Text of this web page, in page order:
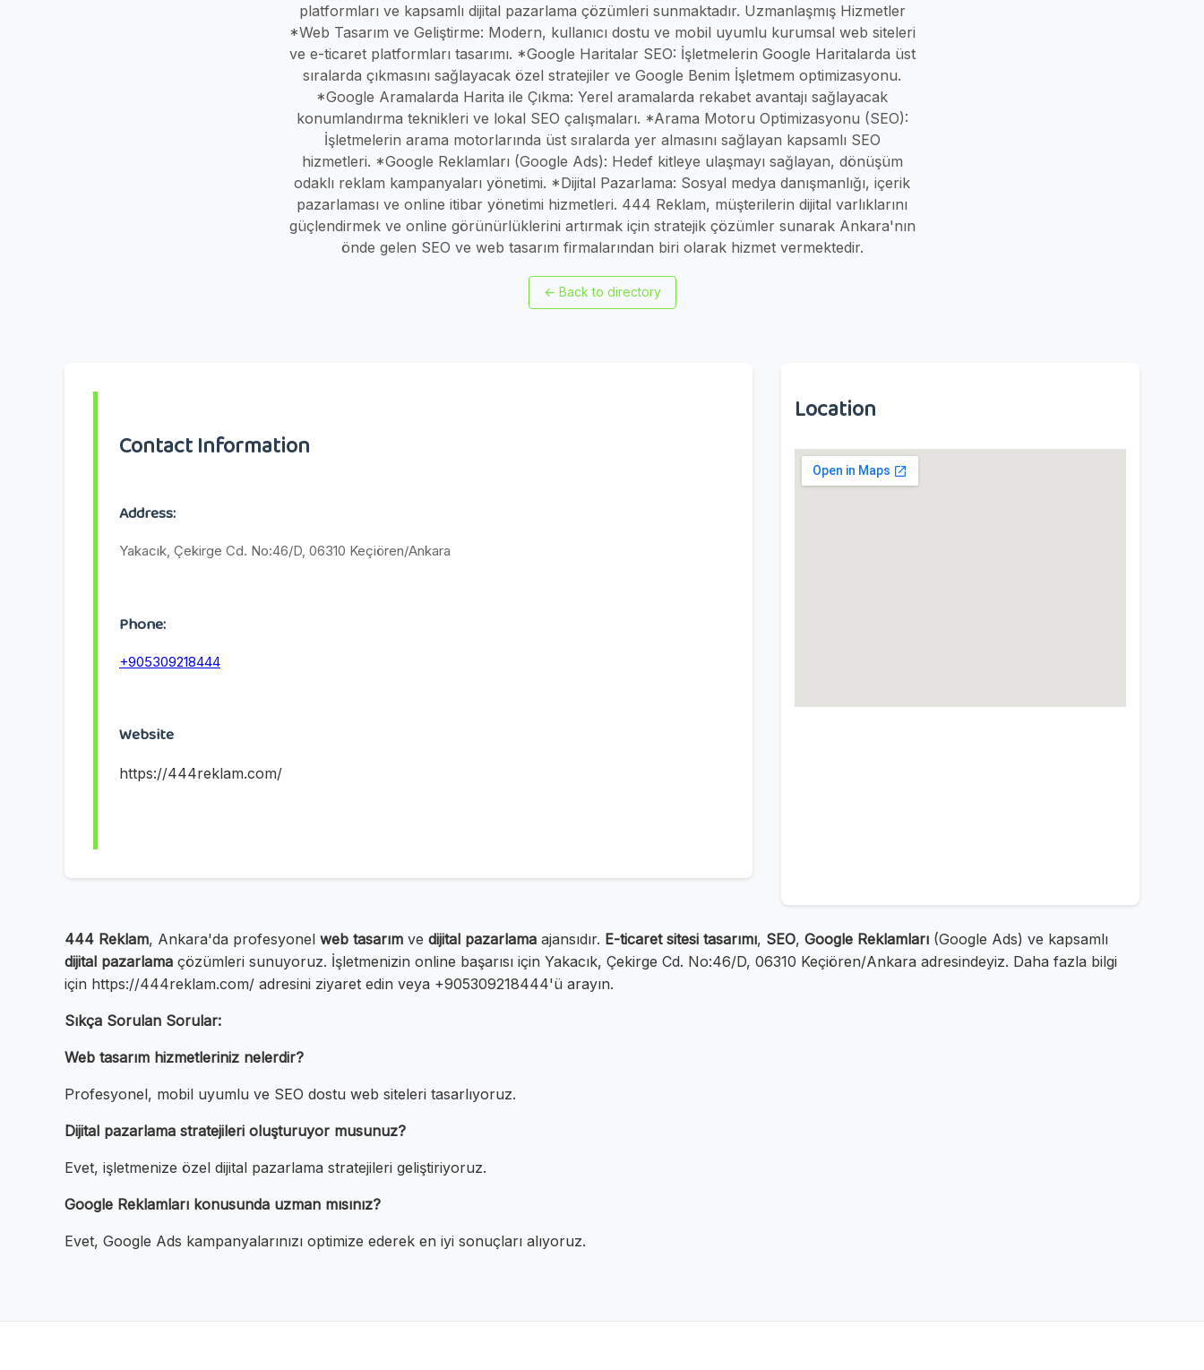
platformları ve kapsamlı dijital pazarlama çözümleri sunmaktadır. Uzmanlaşmış Hizmetler
*Web Tasarım ve Geliştirme: Modern, kullanıcı dostu ve mobil uyumlu kurumsal web siteleri
ve e-ticaret platformları tasarımı. *Google Haritalar SEO: İşletmelerin Google Haritalarda üst
sıralarda çıkmasını sağlayacak özel stratejiler ve Google Benim İşletmem optimizasyonu.
*Google Aramalarda Harita ile Çıkma: Yerel aramalarda rekabet avantajı sağlayacak
konumlandırma teknikleri ve lokal SEO çalışmaları. *Arama Motoru Optimizasyonu (SEO):
İşletmelerin arama motorlarında üst sıralarda yer almasını sağlayan kapsamlı SEO
hizmetleri. *Google Reklamları (Google Ads): Hedef kitleye ulaşmayı sağlayan, dönüşüm
odaklı reklam kampanyaları yönetimi. *Dijital Pazarlama: Sosyal medya danışmanlığı, içerik
pazarlaması ve online itibar yönetimi hizmetleri. 444 Reklam, müşterilerin dijital varlıklarını
güçlendirmek ve online görünürlüklerini artırmak için stratejik çözümler sunarak Ankara'nın
önde gelen SEO ve web tasarım firmalarından biri olarak hizmet vermektedir.
← Back to directory
Contact Information
Address:
Yakacık, Çekirge Cd. No:46/D, 06310 Keçiören/Ankara
Phone:
+905309218444
Website
https://444reklam.com/
Location
444 Reklam, Ankara'da profesyonel web tasarım ve dijital pazarlama ajansıdır. E-ticaret sitesi tasarımı, SEO, Google Reklamları (Google Ads) ve kapsamlı
dijital pazarlama çözümleri sunuyoruz. İşletmenizin online başarısı için Yakacık, Çekirge Cd. No:46/D, 06310 Keçiören/Ankara adresindeyiz. Daha fazla bilgi
için https://444reklam.com/ adresini ziyaret edin veya +905309218444'ü arayın.
Sıkça Sorulan Sorular:
Web tasarım hizmetleriniz nelerdir?
Profesyonel, mobil uyumlu ve SEO dostu web siteleri tasarlıyoruz.
Dijital pazarlama stratejileri oluşturuyor musunuz?
Evet, işletmenize özel dijital pazarlama stratejileri geliştiriyoruz.
Google Reklamları konusunda uzman mısınız?
Evet, Google Ads kampanyalarınızı optimize ederek en iyi sonuçları alıyoruz.